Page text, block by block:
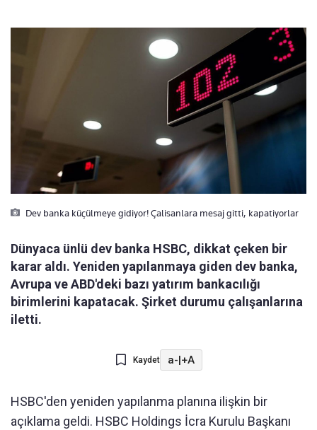
Dev banka küçülmeye gidiyor! Çalisanlara mesaj gitti, kapatiyorlar
Dünyaca ünlü dev banka HSBC, dikkat çeken bir
karar aldı. Yeniden yapılanmaya giden dev banka,
Avrupa ve ABD'deki bazı yatırım bankacılığı
birimlerini kapatacak. Şirket durumu çalışanlarına
iletti.
Kaydet a-|+A
HSBC'den yeniden yapılanma planına ilişkin bir
açıklama geldi. HSBC Holdings İcra Kurulu Başkanı